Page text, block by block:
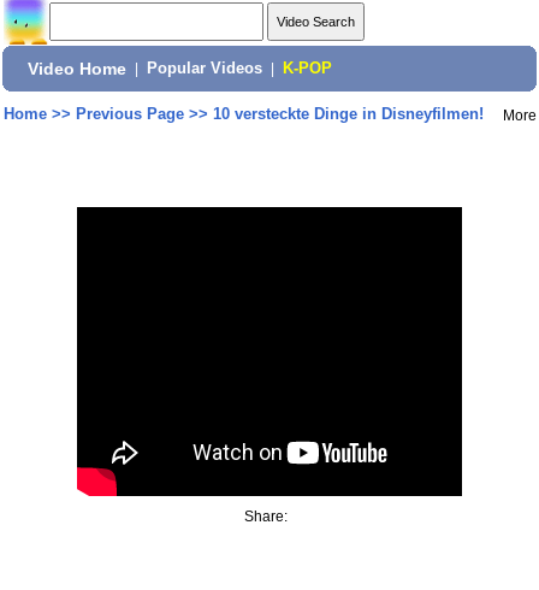
Video Home Popular Videos K-POP
Home>> Previous Page>> 10 versteckte Dinge in Disneyfilmen! More
Share: